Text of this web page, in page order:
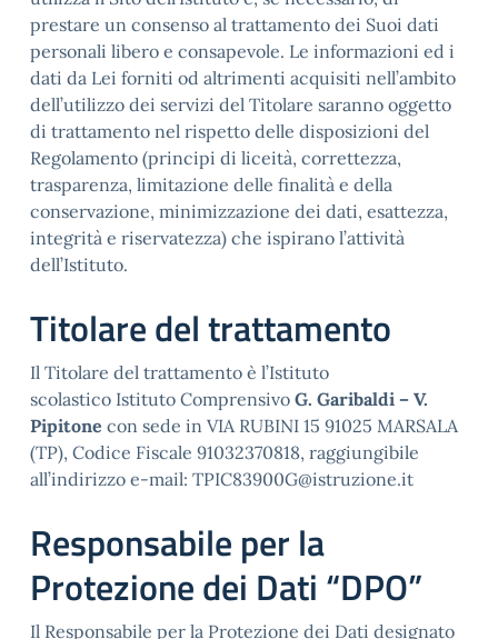
prestare un consenso al trattamento dei Suoi dati
personali libero e consapevole. Le informazioni ed i
dati da Lei forniti od altrimenti acquisiti nell’ambito
dell’utilizzo dei servizi del Titolare saranno oggetto
di trattamento nel rispetto delle disposizioni del
Regolamento (principi di liceità, correttezza,
trasparenza, limitazione delle finalità e della
conservazione, minimizzazione dei dati, esattezza,
integrità e riservatezza) che ispirano l’attività
dell’Istituto.
Titolare del trattamento
Il Titolare del trattamento è l’Istituto
scolastico Istituto Comprensivo G. Garibaldi – V.
Pipitone con sede in VIA RUBINI 15 91025 MARSALA
(TP), Codice Fiscale 91032370818, raggiungibile
all’indirizzo e-mail: TPIC83900G@istruzione.it
Responsabile per la
Protezione dei Dati “DPO”
Il Responsabile per la Protezione dei Dati designato